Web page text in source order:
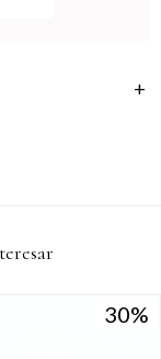
30
30